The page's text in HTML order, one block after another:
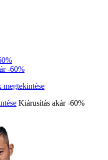
-60%
Kiárusítás akár -60%